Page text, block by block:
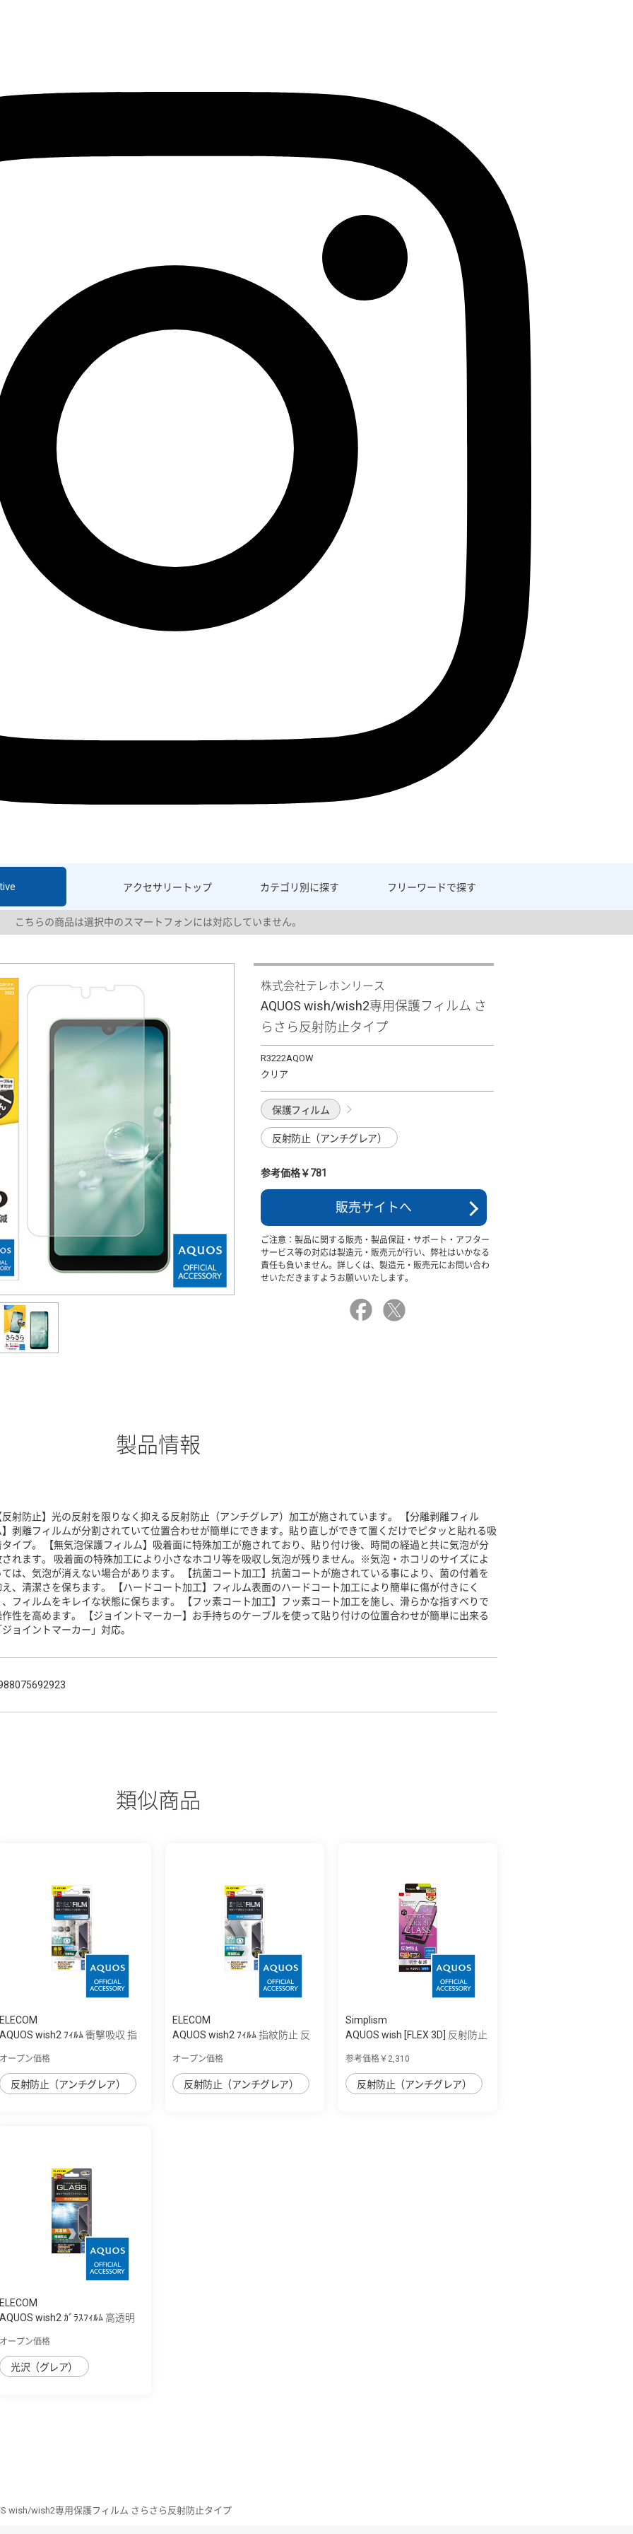
アクセサリー トップ カテゴリ別に探す フリーワードで探す
こちらの商品は選択中のスマートフォンには対応していません。
株式会社テレホンリース
AQUOS wish/wish2専用保護フィルム さ
らさら反射防止タイプ
R3222AQOW
クリア
保護フィルム
反射防止（アンチグレア）
参考価格￥781
販売サイトへ
ご注意：製品に関する販売・製品保証・サポート・アフター
サービス等の対応は製造元・販売元が行い、弊社はいかなる
責任も負いません。詳しくは、製造元・販売元にお問い合わ
せいただきますようお願いいたします。
製品情報
反射防止】光の反射を限りなく抑える反射防止（アンチグレア）加工が施されています。 【分離剥離フィル
】剥離フィルムが分割されていて位置合わせが簡単にできます。貼り直しができて置くだけでピタッと貼れる吸
タイプ。 【無気泡保護フィルム】吸着面に特殊加工が施されており、貼り付け後、時間の経過と共に気泡が分
されます。 吸着面の特殊加工により小さなホコリ等を吸収し気泡が残りません。※気泡・ホコリのサイズによ
ては、気泡が消えない場合があります。 【抗菌コート加工】抗菌コートが施されている事により、菌の付着を
え、清潔さを保ちます。 【ハードコート加工】フィルム表面のハードコート加工により簡単に傷が付きにく
、フィルムをキレイな状態に保ちます。 【フッ素コート加工】フッ素コート加工を施し、滑らかな指すべりで
作性を高めます。 【ジョイントマーカー】お手持ちのケーブルを使って貼り付けの位置合わせが簡単に出来る
ョイントマーカー」対応。
類似商品
ELECOM
AQUOS wish2 ﾌｨﾙﾑ 衝撃吸収 指
オープン価格
反射防止（アンチグレア）
ELECOM
AQUOS wish2 ﾌｨﾙﾑ 指紋防止 反
オープン価格
反射防止（アンチグレア）
Simplism
AQUOS wish [FLEX 3D] 反射防止
参考価格￥2,310
反射防止（アンチグレア）
ELECOM
AQUOS wish2 ｶﾞﾗｽﾌｨﾙﾑ 高透明
オープン価格
光沢（グレア）
wish/wish2専用保護フィルム さらさら反射防止タイプ